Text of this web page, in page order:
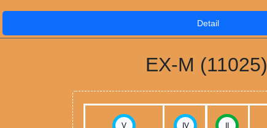
Detail
EX-M (11025)
V IV II